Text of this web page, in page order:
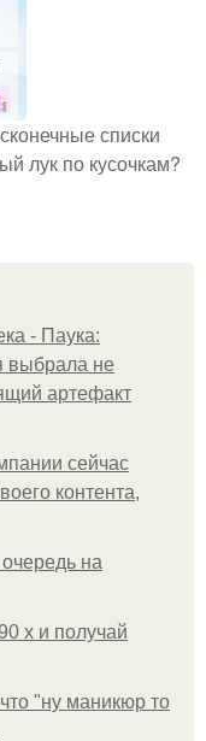
списки
лук по кусочкам?
- Паука:
выбрала не
артефакт
сейчас
контента,
на
х и получай
"ну маникюр то